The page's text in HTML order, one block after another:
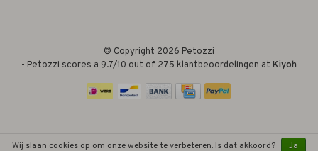
© Copyright 2026 Petozzi
- Petozzi scores a 9.7/10 out of 275 klantbeoordelingen at Kiyoh
Wij slaan cookies op om onze website te verbeteren. Is dat akkoord? Ja